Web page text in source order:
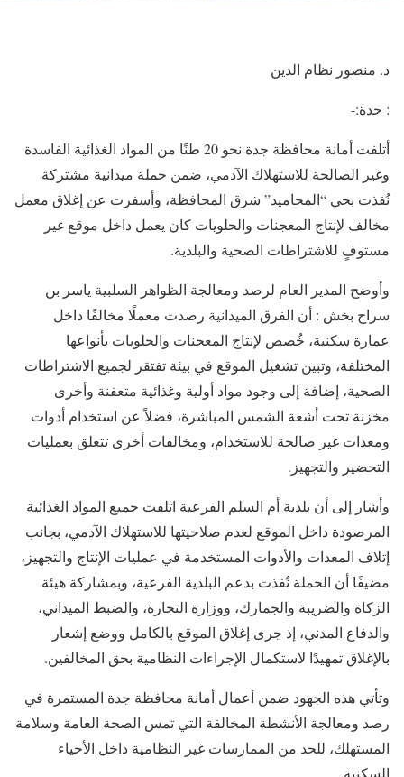
د. منصور نظام الدين
: جدة:-
أتلفت أمانة محافظة جدة نحو 20 طنًا من المواد الغذائية الفاسدة
وغير الصالحة للاستهلاك الآدمي، ضمن حملة ميدانية مشتركة
نُفذت بحي “المحاميد” شرق المحافظة، وأسفرت عن إغلاق معمل
مخالف لإنتاج المعجنات والحلويات كان يعمل داخل موقع غير
مستوفٍ للاشتراطات الصحية والبلدية.
وأوضح المدير العام لرصد ومعالجة الظواهر السلبية ياسر بن
سراج بخش : أن الفرق الميدانية رصدت معملًا مخالفًا داخل
عمارة سكنية، خُصص لإنتاج المعجنات والحلويات بأنواعها
المختلفة، وتبين تشغيل الموقع في بيئة تفتقر لجميع الاشتراطات
الصحية، إضافة إلى وجود مواد أولية وغذائية متعفنة وأخرى
مخزنة تحت أشعة الشمس المباشرة، فضلاً عن استخدام أدوات
ومعدات غير صالحة للاستخدام، ومخالفات أخرى تتعلق بعمليات
التحضير والتجهيز.
وأشار إلى أن بلدية أم السلم الفرعية اتلفت جميع المواد الغذائية
المرصودة داخل الموقع لعدم صلاحيتها للاستهلاك الآدمي، بجانب
إتلاف المعدات والأدوات المستخدمة في عمليات الإنتاج والتجهيز،
مضيفًا أن الحملة نُفذت بدعم البلدية الفرعية، وبمشاركة هيئة
الزكاة والضريبة والجمارك، ووزارة التجارة، والضبط الميداني،
والدفاع المدني، إذ جرى إغلاق الموقع بالكامل ووضع إشعار
بالإغلاق تمهيدًا لاستكمال الإجراءات النظامية بحق المخالفين.
وتأتي هذه الجهود ضمن أعمال أمانة محافظة جدة المستمرة في
رصد ومعالجة الأنشطة المخالفة التي تمس الصحة العامة وسلامة
المستهلك، للحد من الممارسات غير النظامية داخل الأحياء
السكنية.